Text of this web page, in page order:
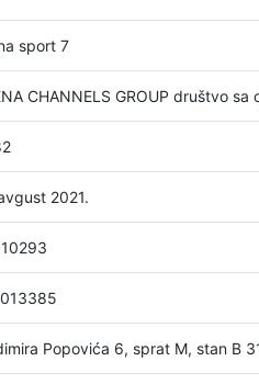
sport 7
CHANNELS GROUP društvo
2021.
Popovića 6, sprat M, stan B